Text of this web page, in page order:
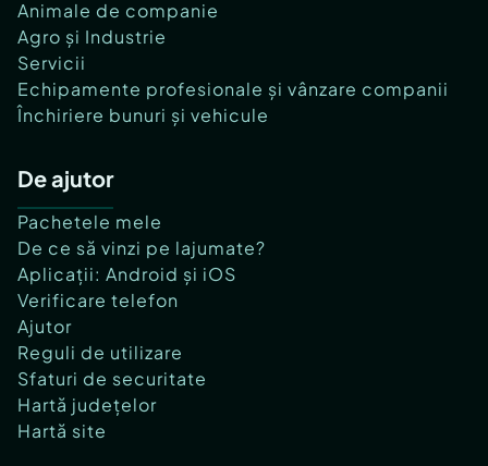
Animale de companie
Agro și Industrie
Servicii
Echipamente profesionale și vânzare companii
Închiriere bunuri și vehicule
De ajutor
Pachetele mele
De ce să vinzi pe lajumate?
Aplicații: Android și iOS
Verificare telefon
Ajutor
Reguli de utilizare
Sfaturi de securitate
Hartă județelor
Hartă site